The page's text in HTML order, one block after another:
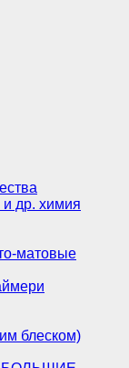
и др. химия
матовые
блеском)